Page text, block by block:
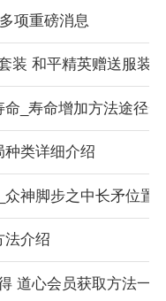
建造、水坝修筑、停
选择，每个产业拥有
在水资源丰富区域优
而工业制造领域则需
需根据地形、市场需
需求量随时间波动，
策略。例如，在木材
积资源等待价格回
系。系统每日更新市
场走向。
项重磅消息
装 和平精英赠送服装
_寿命增加方法途径
类详细介绍
神脚步之中长矛位置
法介绍
道心会员获取方法一览